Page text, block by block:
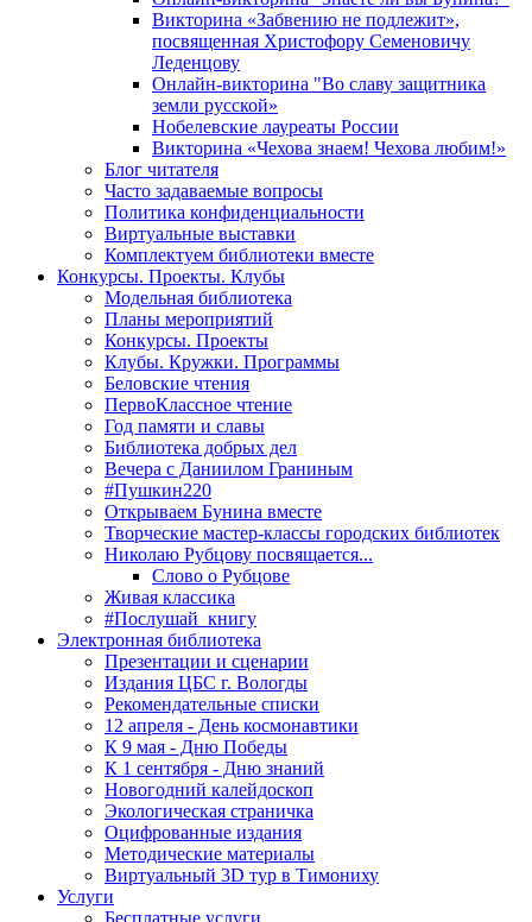
Викторина «Забвению не подлежит»,
посвященная Христофору Семеновичу
Леденцову
Онлайн-викторина "Во славу защитника
земли русской»
Нобелевские лауреаты России
Викторина «Чехова знаем! Чехова любим!»
Блог читателя
Часто задаваемые вопросы
Политика конфиденциальности
Виртуальные выставки
Комплектуем библиотеки вместе
Конкурсы. Проекты. Клубы
Модельная библиотека
Планы мероприятий
Конкурсы. Проекты
Клубы. Кружки. Программы
Беловские чтения
ПервоКлассное чтение
Год памяти и славы
Библиотека добрых дел
Вечера с Даниилом Граниным
#Пушкин220
Открываем Бунина вместе
Творческие мастер-классы городских библиотек
Николаю Рубцову посвящается...
Слово о Рубцове
Живая классика
#Послушай_книгу
Электронная библиотека
Презентации и сценарии
Издания ЦБС г. Вологды
Рекомендательные списки
12 апреля - День космонавтики
К 9 мая - Дню Победы
К 1 сентября - Дню знаний
Новогодний калейдоскоп
Экологическая страничка
Оцифрованные издания
Методические материалы
Виртуальный 3D тур в Тимониху
Услуги
Бесплатные услуги